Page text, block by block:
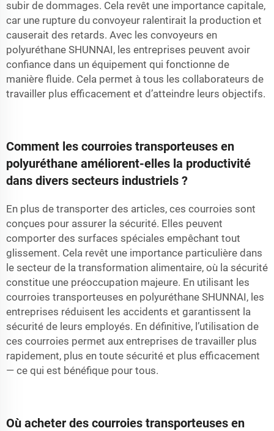
subir de dommages. Cela revêt une importance capitale,
car une rupture du convoyeur ralentirait la production et
causerait des retards. Avec les convoyeurs en
polyuréthane SHUNNAI, les entreprises peuvent avoir
confiance dans un équipement qui fonctionne de
manière fluide. Cela permet à tous les collaborateurs de
travailler plus efficacement et d’atteindre leurs objectifs.
Comment les courroies transporteuses en
polyuréthane améliorent-elles la productivité
dans divers secteurs industriels ?
En plus de transporter des articles, ces courroies sont
conçues pour assurer la sécurité. Elles peuvent
comporter des surfaces spéciales empêchant tout
glissement. Cela revêt une importance particulière dans
le secteur de la transformation alimentaire, où la sécurité
constitue une préoccupation majeure. En utilisant les
courroies transporteuses en polyuréthane SHUNNAI, les
entreprises réduisent les accidents et garantissent la
sécurité de leurs employés. En définitive, l’utilisation de
ces courroies permet aux entreprises de travailler plus
rapidement, plus en toute sécurité et plus efficacement
— ce qui est bénéfique pour tous.
Où acheter des courroies transporteuses en